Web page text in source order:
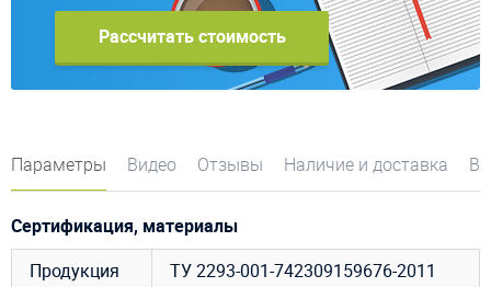
Рассчитать стоимость
Параметры Видео Отзывы Наличие и доставка
Сертификация, материалы
Продукция
ТУ 2293-001-742309159676-2011